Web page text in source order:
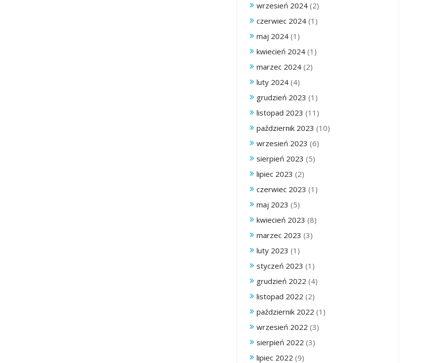
wrzesień 2024 (2)
czerwiec 2024 (1)
maj 2024 (1)
kwiecień 2024 (1)
marzec 2024 (2)
luty 2024 (4)
grudzień 2023 (1)
listopad 2023 (11)
październik 2023 (10)
wrzesień 2023 (6)
sierpień 2023 (5)
lipiec 2023 (2)
czerwiec 2023 (1)
maj 2023 (5)
kwiecień 2023 (8)
marzec 2023 (3)
luty 2023 (1)
styczeń 2023 (1)
grudzień 2022 (4)
listopad 2022 (2)
październik 2022 (1)
wrzesień 2022 (3)
sierpień 2022 (3)
lipiec 2022 (9)